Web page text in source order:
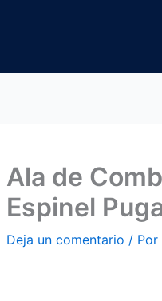
Ala de
Espinel
Deja un comentario / Por